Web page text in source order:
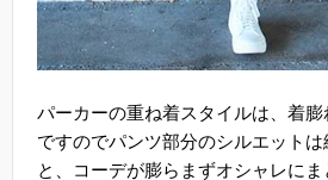
パーカーの重ね着スタイルは、着膨
ですのでパンツ部分のシルエット
と、コーデが膨らまずオシャレに